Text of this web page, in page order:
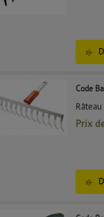
Code
Prix